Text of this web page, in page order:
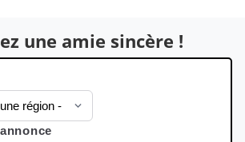
une amie sincère !